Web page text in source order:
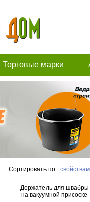
Торговые марки
Сортировать по: свойствам
Держатель для швабры
на вакуумной присоске